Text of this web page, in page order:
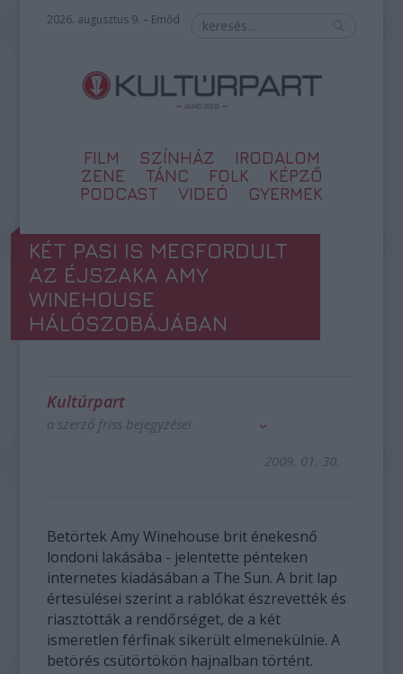
2026. augusztus 9. – Emőd
FILM SZÍNHÁZ
IRODALOM
ZENE
TÁNC FOLK
KÉPZŐ
PODCAST
VIDEÓ GYERMEK
KÉT PASI IS MEGFORDULT
AZ ÉJSZAKA AMY
WINEHOUSE
HÁLÓSZOBÁJÁBAN
Kultúrpart
a szerző friss bejegyzései
2009. 01. 30.
Betörtek Amy Winehouse brit énekesnő
londoni lakásába - jelentette pénteken
internetes kiadásában a The Sun. A brit lap
értesülései szerint a rablókat észrevették és
riasztották a rendőrséget, de a két
ismeretlen férfinak sikerült elmenekülnie. A
betörés csütörtökön hajnalban történt.